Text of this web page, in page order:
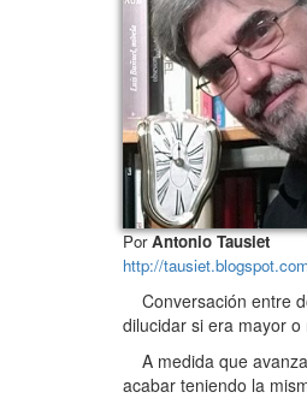
PorAntonio Tausiet
http://tausiet.blogspot.com
Conversación entre
dilucidar si era mayor o
A medida que
acabar teniendo la